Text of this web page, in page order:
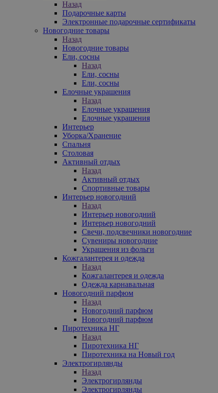
Назад
Подарочные карты
Электронные подарочные сертификаты
Новогодние товары
Назад
Новогодние товары
Ели, сосны
Назад
Ели, сосны
Ели, сосны
Елочные украшения
Назад
Елочные украшения
Елочные украшения
Интерьер
Уборка/Хранение
Спальня
Столовая
Активный отдых
Назад
Активный отдых
Спортивные товары
Интерьер новогодний
Назад
Интерьер новогодний
Интерьер новогодний
Свечи, подсвечники новогодние
Сувениры новогодние
Украшения из фольги
Кожгалантерея и одежда
Назад
Кожгалантерея и одежда
Одежда карнавальная
Новогодний парфюм
Назад
Новогодний парфюм
Новогодний парфюм
Пиротехника НГ
Назад
Пиротехника НГ
Пиротехника на Новый год
Электрогирлянды
Назад
Электрогирлянды
Электрогирлянды